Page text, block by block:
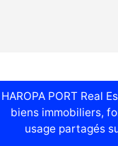
HAROPA PORT Real
biens immobiliers,
usage partagés